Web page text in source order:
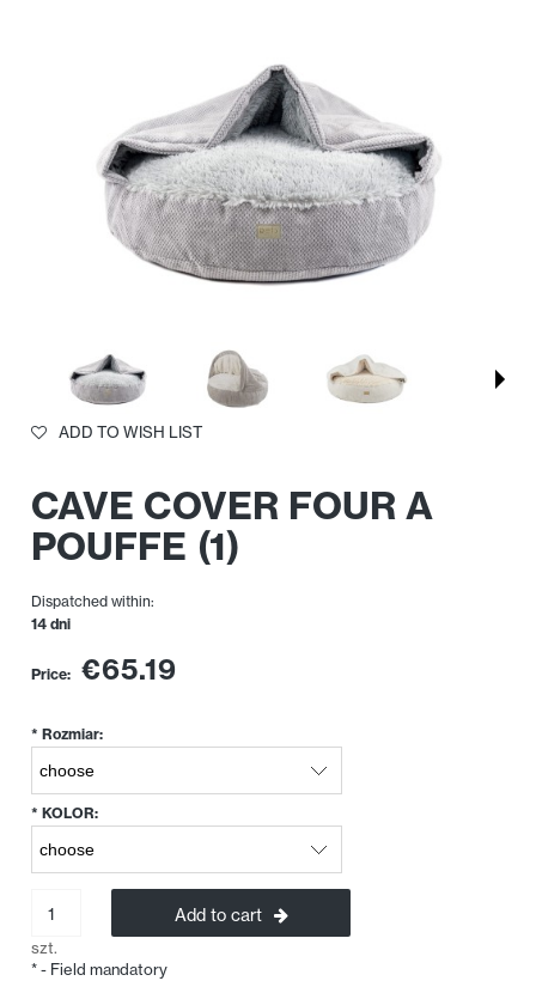
ADD TO WISH LIST
CAVE COVER FOUR A
POUFFE (1)
Dispatched within:
14 dni
Price: €65.19
* Rozmiar:
* KOLOR:
szt.
Add to cart
*- Field mandatory